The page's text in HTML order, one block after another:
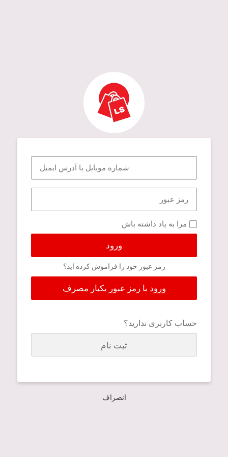
مرا به یاد داشته باش
ورود
رمز عبور خود را فراموش کرده اید؟
ورود با رمز عبور یکبار مصرف
حساب کاربری ندارید؟
ثبت نام
انصراف